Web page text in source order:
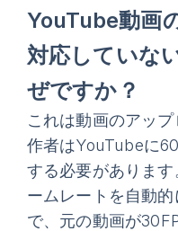
YouTube動画
対応していな
ぜですか？
これは動画のアッ
作者はYouTubeに
する必要がありま
ームレートを自動
で、元の動画が